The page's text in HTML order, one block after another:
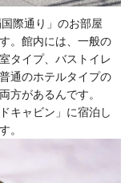
際通り」のお部屋
。 館内には、一般の
タイプ、バストイレ
通のホテルタイプの
方があるんです。
キャビン」に宿泊し
。